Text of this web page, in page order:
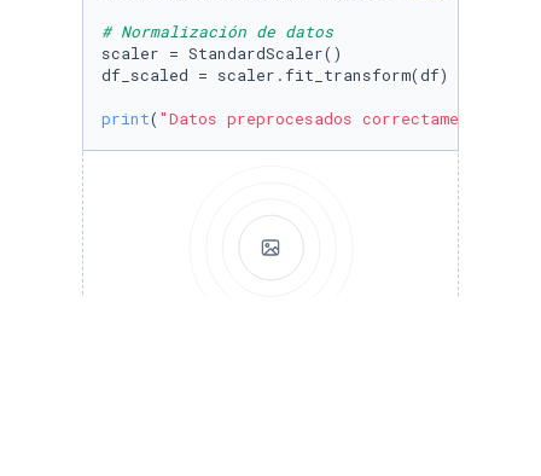
# Normalización de datos
scaler = StandardScaler()
df_scaled = scaler.fit_transform(df)
print( "Datos preprocesados correctamente."